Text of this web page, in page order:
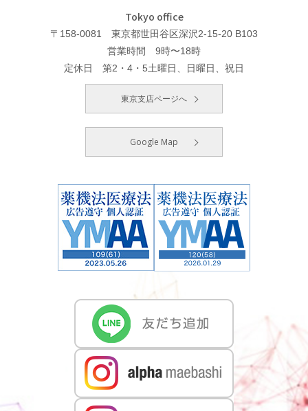
Tokyo office
〒158-0081 東京都世田谷区深沢2-15-20 B103
営業時間 9時〜18時
定休日 第2・4・5土曜日、日曜日、祝日
東京支店ページへ
Google Map